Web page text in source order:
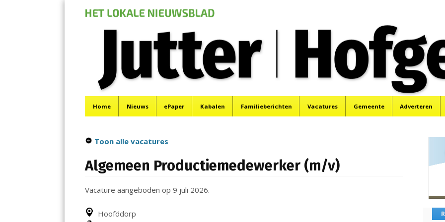
Menu
Home Nieuws ePaper Kabalen Familieberichten Vacatures Gemeente Adverteren
Toon alle vacatures
Algemeen Productiemedewerker (m/v)
Vacature aangeboden op 9 juli 2026.
Hoofddorp